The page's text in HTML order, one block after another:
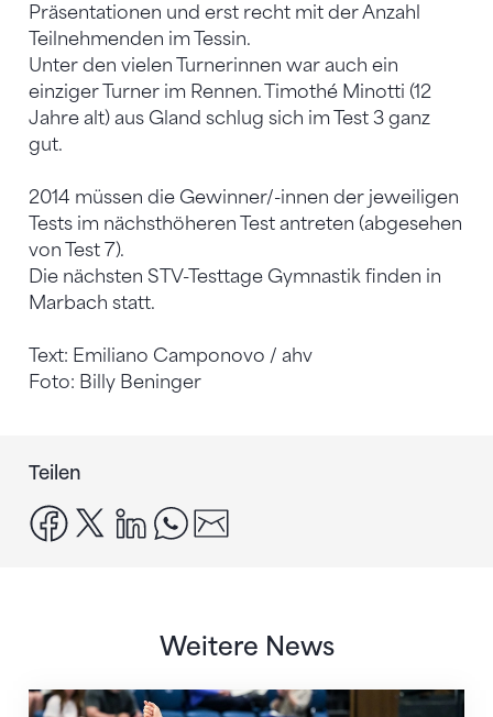
Präsentationen und erst recht mit der Anzahl
Teilnehmenden im Tessin.
Unter den vielen Turnerinnen war auch ein
einziger Turner im Rennen. Timothé Minotti (12
Jahre alt) aus Gland schlug sich im Test 3 ganz
gut.
2014 müssen die Gewinner/-innen der jeweiligen
Tests im nächsthöheren Test antreten (abgesehen
von Test 7).
Die nächsten STV-Testtage Gymnastik finden in
Marbach statt.
Text: Emiliano Camponovo / ahv
Foto: Billy Beninger
Teilen
facebook
x linkedinwhatsapp
Weitere News
Nächster Halt: Weltmeisterschaft